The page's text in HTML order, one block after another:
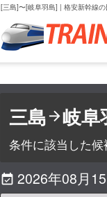
[三島]〜[岐阜羽島] | 格安新幹線
三島 岐阜
条件に該当した候
 2026年08月